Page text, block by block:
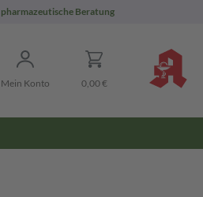
pharmazeutische Beratung
Mein Konto 0,00 €